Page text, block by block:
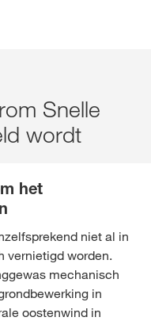
Snelle
wordt
het
niet al in
vernietigd worden.
mechanisch
in
oostenwind in